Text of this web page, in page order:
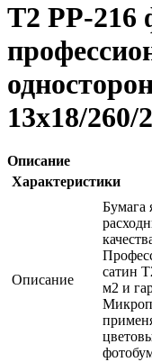
T2 PP-216
13x18/260/
Описание
Характеристики
Описание
Бумага
сатин
м2 и